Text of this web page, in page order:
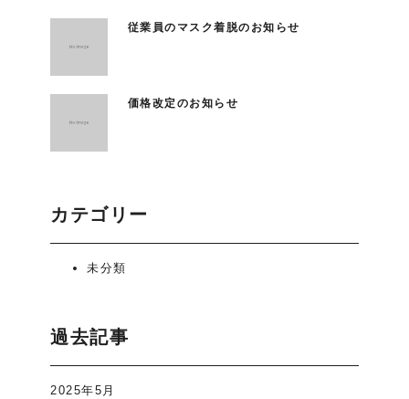
従業員のマスク着脱のお知らせ
価格改定のお知らせ
カテゴリー
未分類
過去記事
2025年5月